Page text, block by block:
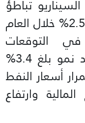
تباطؤ
نمو الاقتصاد العالمي إلى 2.5% خلال العام
بـ3.1% في التوقعات
الأساسية الأكثر تفاؤلا، بعد نمو بلغ 3.4%
أسعار النفط
وارتفاع